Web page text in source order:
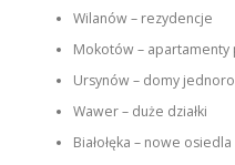
Wilanów – rezydencje
Mokotów – apartamenty
Ursynów – domy
Wawer – duże działki
Białołęka – nowe osiedla